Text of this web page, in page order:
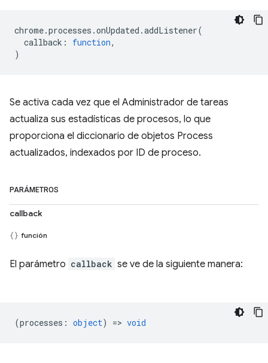
chrome.processes .onUpdated .addListener(
callback : function,
)
Se activa cada vez que el Administrador de tareas
actualiza sus estadísticas de procesos, lo que
proporciona el diccionario de objetos Process
actualizados, indexados por ID de proceso.
PARÁMETROS
callback
función
El parámetro callback se ve de la siguiente manera:
(processes : object) => void